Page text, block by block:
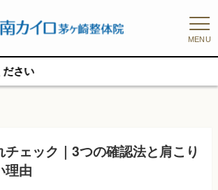
MENU
チェック｜3つの確認法と肩こり
理由